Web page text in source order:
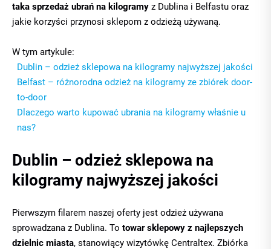
taka sprzedaż ubrań na kilogramy z Dublina i Belfastu oraz
jakie korzyści przynosi sklepom z odzieżą używaną.
W tym artykule:
Dublin – odzież sklepowa na kilogramy najwyższej jakości
Belfast – różnorodna odzież na kilogramy ze zbiórek door-
to-door
Dlaczego warto kupować ubrania na kilogramy właśnie u
nas?
Dublin – odzież sklepowa na
kilogramy najwyższej jakości
Pierwszym filarem naszej oferty jest odzież używana
sprowadzana z Dublina. To towar sklepowy z najlepszych
dzielnic miasta, stanowiący wizytówkę Centraltex. Zbiórka